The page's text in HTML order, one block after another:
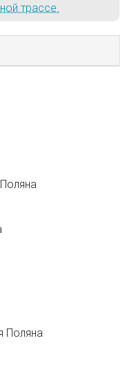
трассе.
Поляна